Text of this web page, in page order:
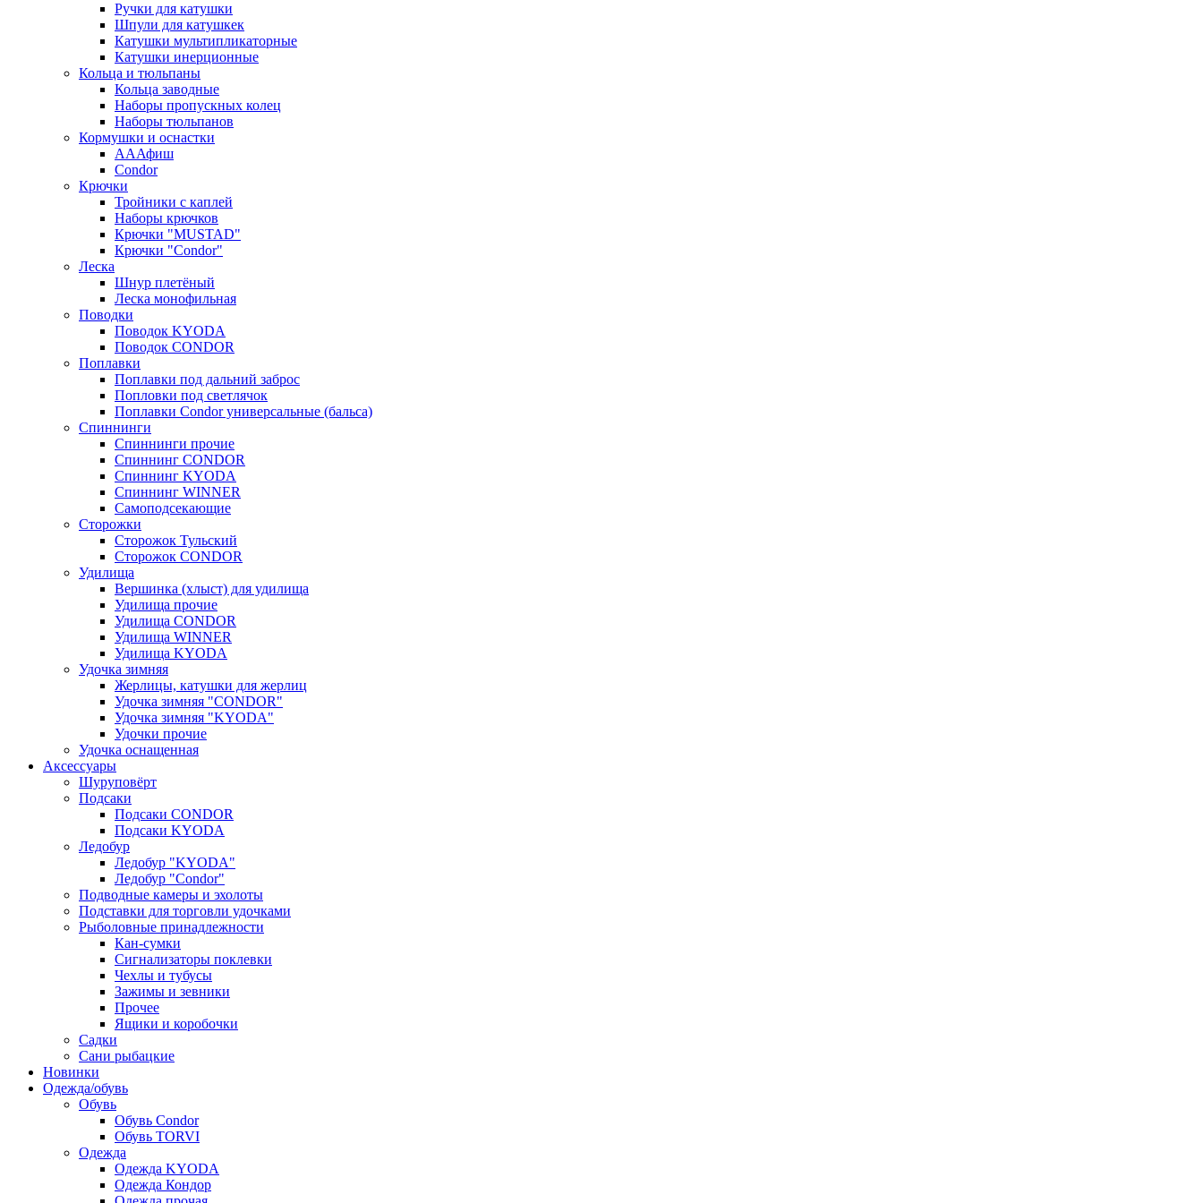
Ручки для катушки
Шпули для катушкек
Катушки мультипликаторные
Катушки инерционные
Кольца и тюльпаны
Кольца заводные
Наборы пропускных колец
Наборы тюльпанов
Кормушки и оснастки
АААфиш
Condor
Крючки
Тройники с каплей
Наборы крючков
Крючки "MUSTAD"
Крючки "Condor"
Леска
Шнур плетёный
Леска монофильная
Поводки
Поводок KYODA
Поводок CONDOR
Поплавки
Поплавки под дальний заброс
Попловки под светлячок
Поплавки Condor универсальные (бальса)
Спиннинги
Спиннинги прочие
Спиннинг CONDOR
Спиннинг KYODA
Спиннинг WINNER
Самоподсекающие
Сторожки
Сторожок Тульский
Сторожок CONDOR
Удилища
Вершинка (хлыст) для удилища
Удилищa прочие
Удилища CONDOR
Удилища WINNER
Удилища KYODA
Удочка зимняя
Жерлицы, катушки для жерлиц
Удочка зимняя "CONDOR"
Удочка зимняя "KYODA"
Удочки прочие
Удочка оснащенная
Аксессуары
Шуруповёрт
Подсаки
Подсаки CONDOR
Подсаки KYODA
Ледобур
Ледобур "KYODA"
Ледобур "Condor"
Подводные камеры и эхолоты
Подставки для торговли удочками
Рыболовные принадлежности
Кан-сумки
Сигнализаторы поклевки
Чехлы и тубусы
Зажимы и зевники
Прочее
Ящики и коробочки
Садки
Сани рыбацкие
Новинки
Одежда/обувь
Обувь
Обувь Condor
Обувь TORVI
Одежда
Одежда KYODA
Одежда Кондор